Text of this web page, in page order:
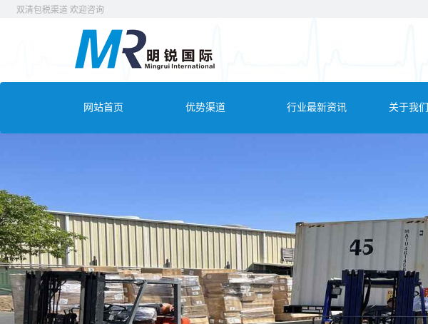
包税渠道 欢迎咨询
网站首页 优势渠道 行业最新资讯 关于我们